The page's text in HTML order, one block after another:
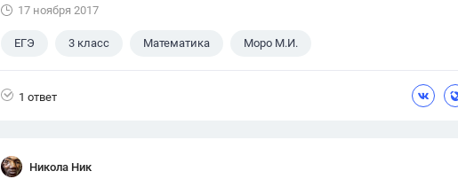
17 ноября 2017
ЕГЭ 3 класс Математика Моро М.И.
1 ответ
Никола Ник